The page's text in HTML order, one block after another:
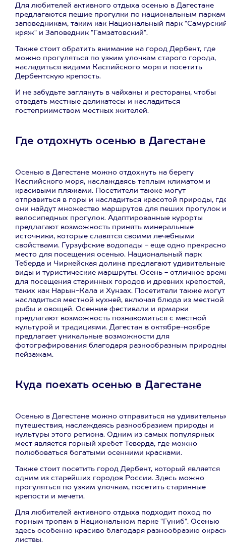
Для любителей активного отдыха осенью в Дагестане
предлагаются пешие прогулки по национальным
заповедникам, таким как Национальный парк
кряж" и Заповедник "Гамзатовский".
Также стоит обратить внимание на город Дербент, где
можно прогуляться по узким улочкам старого города,
насладиться видами Каспийского моря и посетить
Дербентскую крепость.
И не забудьте заглянуть в чайханы и рестораны, чтобы
отведать местные деликатесы и насладиться
гостеприимством местных жителей.
Где отдохнуть осенью в Дагестане
Осенью в Дагестане можно отдохнуть на берегу
Каспийского моря, наслаждаясь теплым климатом и
красивыми пляжами. Посетители также могут
отправиться в горы и насладиться красотой природы,
они найдут множество маршрутов для пеших прогулок и
велосипедных прогулок. Адаптированные курорты
предлагают возможность принять минеральные
источники, которые славятся своими лечебными
свойствами. Гурзуфские водопады - еще одно
место для посещения осенью. Национальный парк
Теберда и Чиркейская долина предлагают удивительные
виды и туристические маршруты. Осень - отличное
для посещения старинных городов и древних крепостей,
таких как Нарын-Кала и Хунзах. Посетители также могут
насладиться местной кухней, включая блюда из местной
рыбы и овощей. Осенние фестивали и ярмарки
предлагают возможность познакомиться с местной
культурой и традициями. Дагестан в октябре-ноябре
предлагает уникальные возможности для
фотографирования благодаря разнообразным
пейзажам.
Куда поехать осенью в Дагестане
Осенью в Дагестане можно отправиться на
путешествия, наслаждаясь разнообразием природы и
культуры этого региона. Одним из самых популярных
мест является горный хребет Теверда, где можно
полюбоваться богатыми осенними красками.
Также стоит посетить город Дербент, который является
одним из старейших городов России. Здесь можно
прогуляться по узким улочкам, посетить старинные
крепости и мечети.
Для любителей активного отдыха подходит поход по
горным тропам в Национальном парке "Гуниб". Осенью
здесь особенно красиво благодаря разнообразию
листвы.